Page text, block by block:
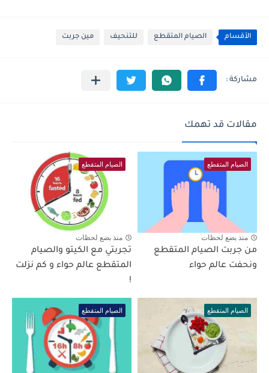
الأقسام الصيام المتقطع للتنحيف مين جربت
مقالات قد تهمك
الصيام المتقطع
منذ بضع لحظات
من جربت الصيام المتقطع
ونحفت عالم حواء
الصيام المتقطع
منذ بضع لحظات
تجربتي مع الكيتو والصيام
المتقطع عالم حواء و كم نزلت
!
الصيام المتقطع الصيام المتقطع